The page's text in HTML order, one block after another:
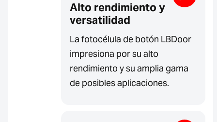
Alto rendimiento y
versatilidad
La fotocélula de botón LBDoor
impresiona por su alto
rendimiento y su amplia gama
de posibles aplicaciones.